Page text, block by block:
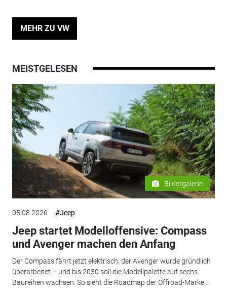
MEHR ZU VW
MEISTGELESEN
Bildergalerie
05.08.2026 #Jeep
Jeep startet Modelloffensive: Compass
und Avenger machen den Anfang
Der Compass fährt jetzt elektrisch, der Avenger wurde gründlich
überarbeitet – und bis 2030 soll die Modellpalette auf sechs
Baureihen wachsen. So sieht die Roadmap der Offroad-Marke...